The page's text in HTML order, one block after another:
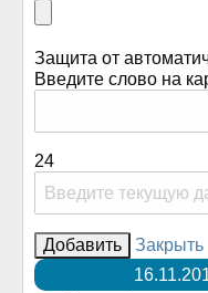
Защита от
Введите слово на
24
Закрыть